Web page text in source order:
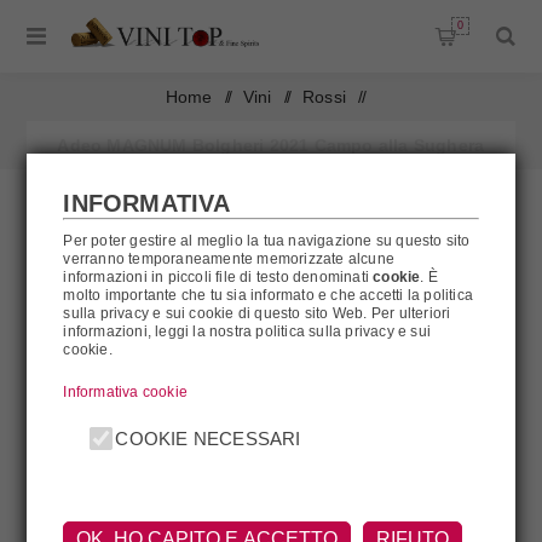
0
Home / Vini / Rossi /
Adeo MAGNUM Bolgheri 2021 Campo alla Sughera
AL MOMENTO NON DISPONIBILE
INFORMATIVA
Per poter gestire al meglio la tua navigazione su questo sito
verranno temporaneamente memorizzate alcune
informazioni in piccoli file di testo denominaticookie. È
molto importante che tu sia informato e che accetti la politica
sulla privacy e sui cookie di questo sito Web. Per ulteriori
informazioni, leggi la nostra politica sulla privacy e sui
cookie.
Informativa cookie
COOKIE NECESSARI